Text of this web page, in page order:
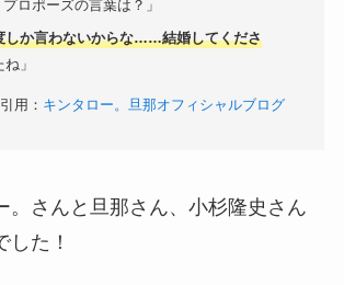
ロポーズの言葉は？」
しか言わないからな……結婚してくださ
」
引用： キンタロー。旦那オフィシャルブログ
。さんと旦那さん、小杉隆史さん
した！